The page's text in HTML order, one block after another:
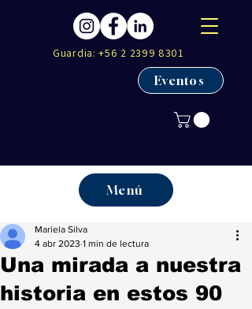
Guardia:+56 2 2399 8301
Eventos
Menú
Una mirada a nuestra
historia en estos 90
Mariela Silva
4 abr 2023 1 min de lectura